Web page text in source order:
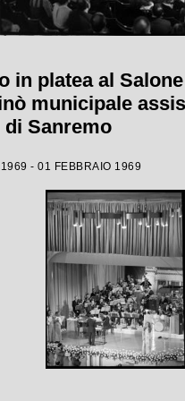
in platea al
municipale
di Sanremo
- 01 FEBBRAIO 1969